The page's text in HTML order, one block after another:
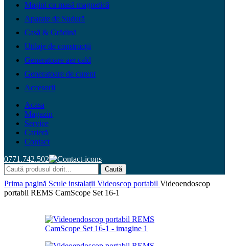
Mașini cu masă magnetică
Aparate de Sudură
Casă & Grădină
Utilaje de construcții
Generatoare aer cald
Generatoare de curent
Accesorii
Acasa
Magazin
Service
Carieră
Contact
0771.742.502
Caută
Prima pagină Scule instalații Videoscop portabil Videoendoscop
portabil REMS CamScope Set 16-1